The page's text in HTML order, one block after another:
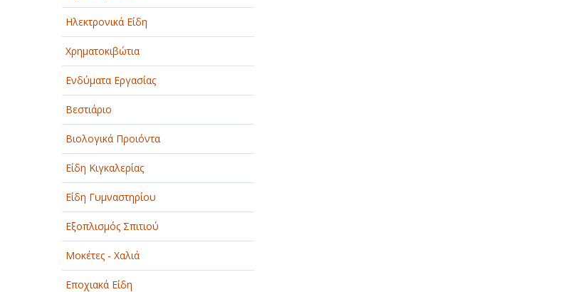
Ηλεκτρονικά Είδη
Χρηματοκιβώτια
Ενδύματα Εργασίας
Βεστιάριο
Βιολογικά Προιόντα
Είδη Κιγκαλερίας
Είδη Γυμναστηρίου
Εξοπλισμός Σπιτιού
Μοκέτες - Χαλιά
Εποχιακά Είδη